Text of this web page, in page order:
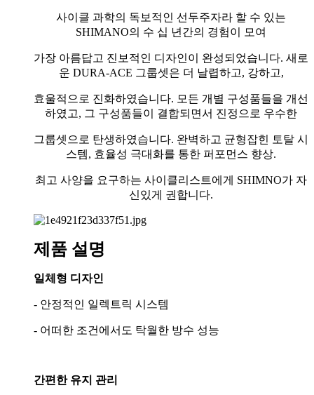
사이클 과학의 독보적인 선두주자라 할 수 있는
SHIMANO의 수 십 년간의 경험이 모여
가장 아름답고 진보적인 디자인이 완성되었습니다. 새로
운 DURA-ACE 그룹셋은 더 날렵하고, 강하고,
효울적으로 진화하였습니다. 모든 개별 구성품들을 개선
하였고, 그 구성품들이 결합되면서 진정으로 우수한
그룹셋으로 탄생하였습니다. 완벽하고 균형잡힌 토탈 시
스템, 효율성 극대화를 통한 퍼포먼스 향상.
최고 사양을 요구하는 사이클리스트에게 SHIMNO가 자
신있게 권합니다.
제품 설명
일체형 디자인
- 안정적인 일렉트릭 시스템
- 어떠한 조건에서도 탁월한 방수 성능
간편한 유지 관리